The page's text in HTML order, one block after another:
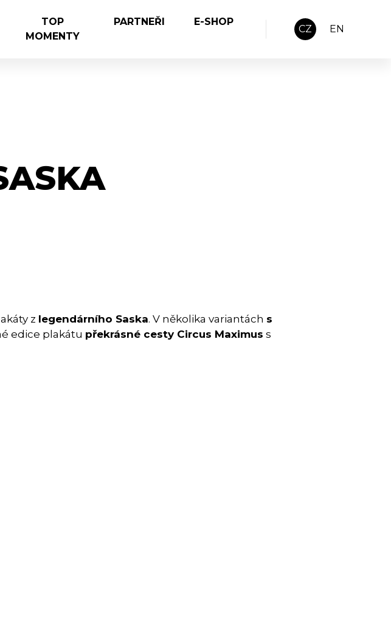
TOP
MOMENTY
PARTNEŘI E-SHOP
CZ EN
z legendárního Saska. V několika variantách s
edice plakátu překrásné cesty Circus Maximus s